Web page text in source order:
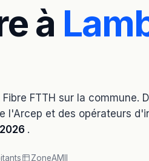
à
FTTH sur la commune.
l'Arcep et des opérateurs
.
ZoneAMII